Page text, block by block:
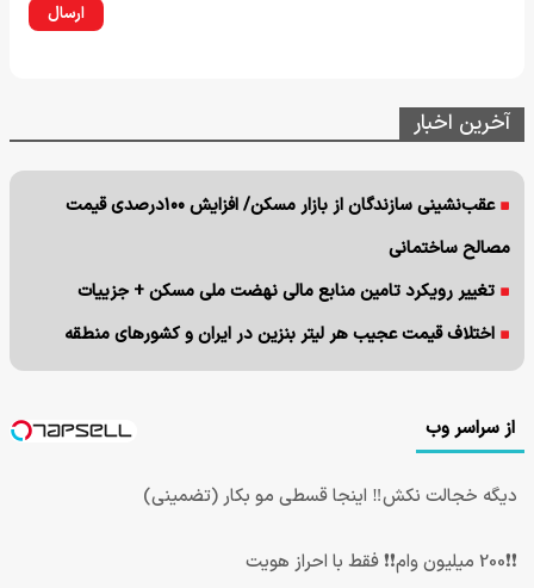
ارسال
آخرین اخبار
عقب‌نشینی سازندگان از بازار مسکن/ افزایش ۱۰۰درصدی قیمت
مصالح ساختمانی
تغییر رویکرد تامین منابع مالی نهضت ملی مسکن + جزییات
اختلاف قیمت عجیب هر لیتر بنزین در ایران و کشورهای منطقه
از سراسر وب
دیگه خجالت نکش‼️ اینجا قسطی مو بکار (تضمینی)
❗❗200 میلیون وام❗❗ فقط با احراز هویت